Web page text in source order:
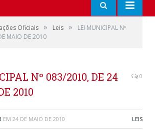
Oficiais » Leis »
LEI MUNICIPAL Nº
MAIO DE 2010
Nº 083/2010, DE 24
2010
0
EM 24 DE MAIO DE 2010 LEIS